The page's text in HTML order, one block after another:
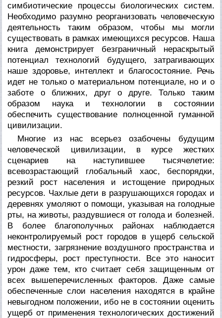
симбиотические процессы биологических систем.
Необходимо разумно реорганизовать человеческую
деятельность таким образом, чтобы мы могли
существовать в рамках имеющихся ресурсов. Наша
книга демонстрирует безграничный нераскрытый
потенциал технологий будущего, затрагивающих
наше здоровье, интеллект и благосостояние. Речь
идет не только о материальном потенциале, но и о
заботе о ближних, друг о друге. Только таким
образом наука и технологии в состоянии
обеспечить существование полноценной гуманной
цивилизации.
Многие из нас всерьез озабочены будущим
человеческой цивилизации, в курсе жестких
сценариев на наступившее тысячелетие:
всевозрастающий глобальный хаос, беспорядки,
резкий рост населения и истощение природных
ресурсов. Чахлые дети в разрушающихся городах и
деревнях умоляют о помощи, указывая на голодные
рты, на животы, раздувшиеся от голода и болезней.
В более благополучных районах наблюдается
неконтролируемый рост городов в ущерб сельской
местности, загрязнение воздушного пространства и
гидросферы, рост преступности. Все это наносит
урон даже тем, кто считает себя защищенным от
всех вышеперечисленных факторов. Даже самые
обеспеченные слои населения находятся в крайне
невыгодном положении, ибо не в состоянии оценить
ущерб от применения технологических достижений